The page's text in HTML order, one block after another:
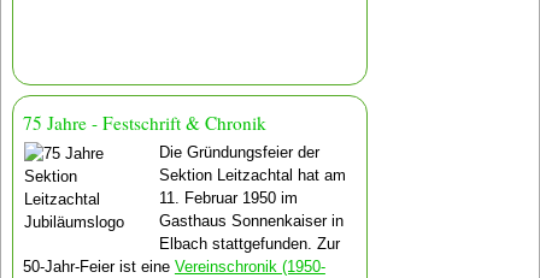
75 Jahre - Festschrift & Chronik
Die Gründungsfeier der
Sektion Leitzachtal hat am
11. Februar 1950 im
Gasthaus Sonnenkaiser in
Elbach stattgefunden. Zur
50-Jahr-Feier ist eine Vereinschronik (1950-